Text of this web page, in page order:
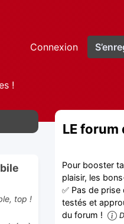
Connexion
!
top !
LE forum
Pour booster
plaisir, les
✅ Pas de
testés et
du forum !